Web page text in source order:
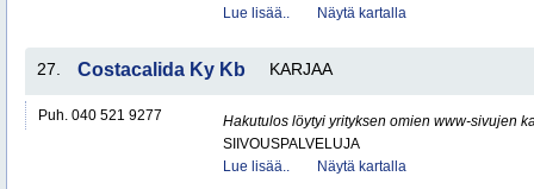
Lue lisää..
Näytä kartalla
27. Costacalida Ky Kb KARJAA
Puh. 040 521 9277
Hakutulos löytyi yrityksen omien www-sivujen
SIIVOUSPALVELUJA
Lue lisää..
Näytä kartalla